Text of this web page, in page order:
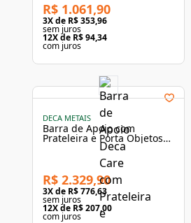
R$ 1.061,90
3X de R$ 353,96
sem juros
12X de R$ 94,34
com juros
DECA METAIS
Barra de Apoio com
Prateleira e Porta Objetos
70cm Cromado Deca
R$ 2.329,90
3X de R$ 776,63
sem juros
12X de R$ 207,00
com juros